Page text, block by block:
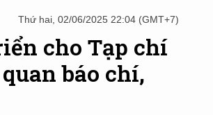
Thứ hai, 02/06/2025 22:04 (GMT+7)
cho Tạp chí
báo chí,